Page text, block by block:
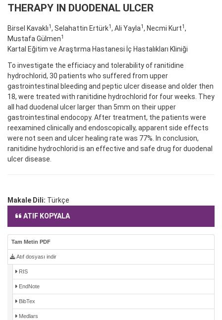
THERAPY IN DUODENAL ULCER
Birsel Kavaklı1, Selahattin Ertürk1, Ali Yayla1, Necmi Kurt1,
Mustafa Gülmen1
Kartal Eğitim ve Araştırma Hastanesi İç Hastalıkları Kliniği
To investigate the efficiacy and tolerability of ranitidine
hydrochlorid, 30 patients who suffered from upper
gastrointestinal bleeding and peptic ulcer disease and older then
18, were treated with ranitidine hydrochlorid for four weeks. They
all had duodenal ulcer larger than 5mm on their upper
gastrointestinal endocopy. After treatment, the patients were
reexamined clinically and endoscopically, apparent side effects
were not seen and ulcer healing rate was 77%. In conclusion,
ranitidine hydrochlorid is an effective and safe drug for duodenal
ulcer disease.
Makale Dili: Türkçe
ATIF KOPYALA
Tam Metin PDF
Atıf dosyası indir
RIS
EndNote
BibTex
Medlars